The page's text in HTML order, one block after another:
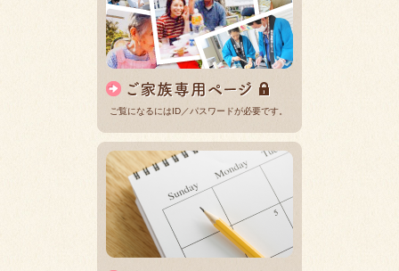
ご覧になるにはID／パスワードが必要です。